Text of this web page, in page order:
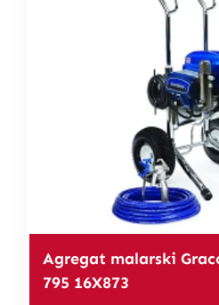
Agregat malarski
795 16X873